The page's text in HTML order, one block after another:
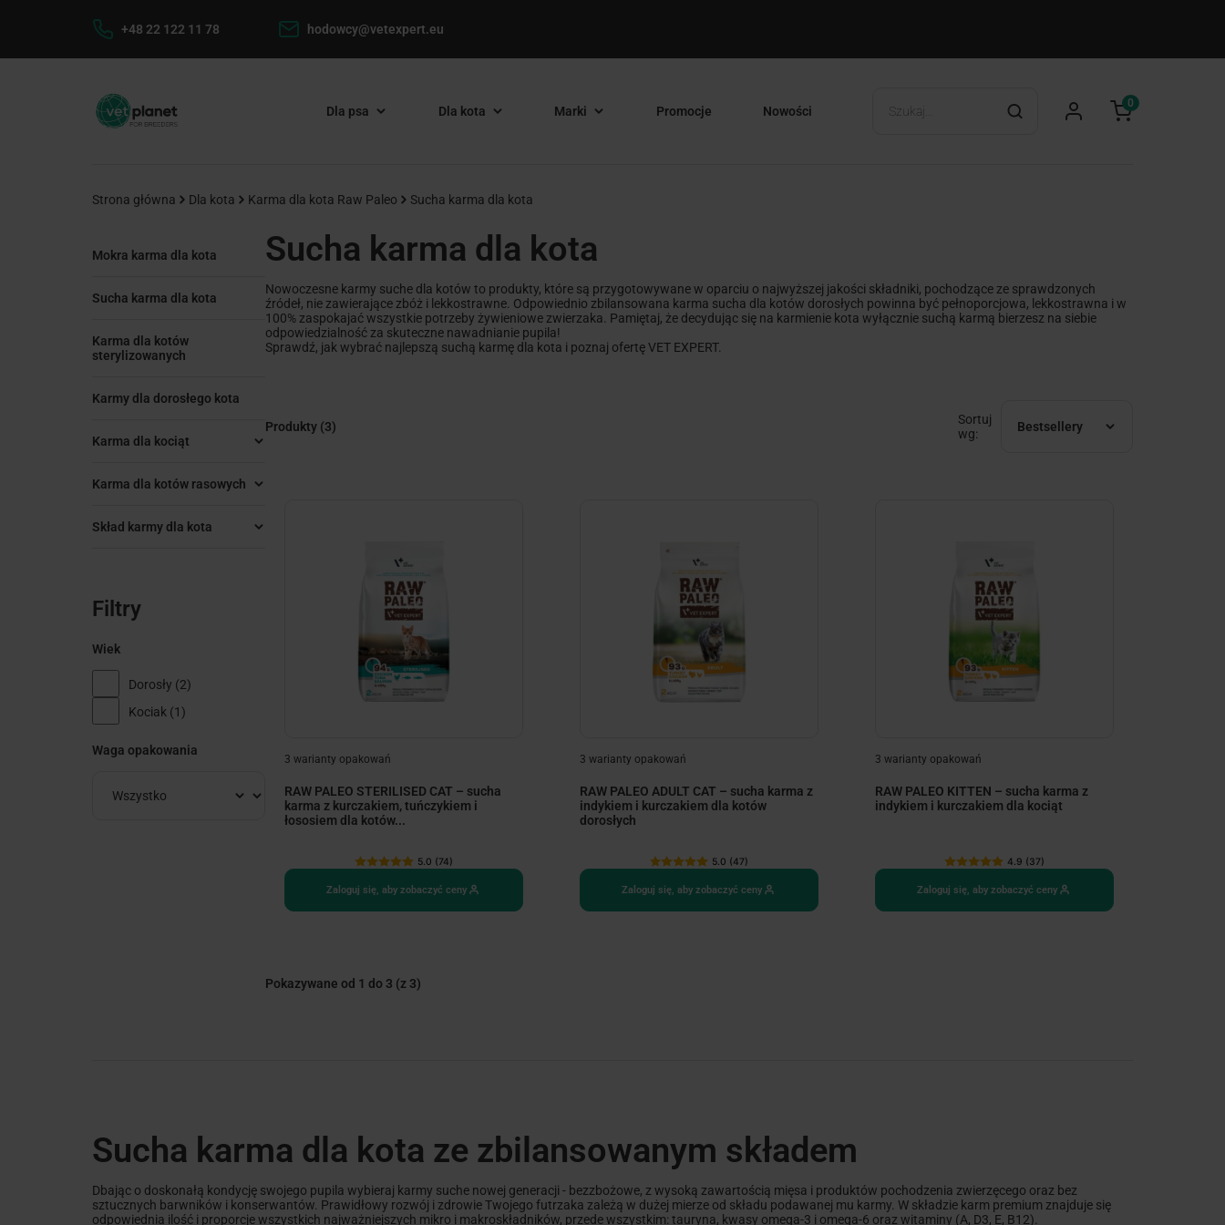
+48 22 122 11 78 hodowcy@vetexpert.eu
Dla psa Dla kota Marki Promocje Nowości
0
Strona główna Dla kota Karma dla kota Raw Paleo Sucha karma dla kota
Mokra karma dla kota
Sucha karma dla kota
Karma dla kotów
sterylizowanych
Karmy dla dorosłego kota
Karma dla kociąt
Karma dla kotów rasowych
Skład karmy dla kota
Filtry
Wiek
Dorosły (2)
Kociak (1)
Waga opakowania
Sucha karma dla kota
Nowoczesne karmy suche dla kotów to produkty, które są przygotowywane w oparciu o najwyższej jakości składniki, pochodzące ze sprawdzonych
źródeł, nie zawierające zbóż i lekkostrawne. Odpowiednio zbilansowana karma sucha dla kotów dorosłych powinna być pełnoporcjowa, lekkostrawna i w
100% zaspokajać wszystkie potrzeby żywieniowe zwierzaka. Pamiętaj, że decydując się na karmienie kota wyłącznie suchą karmą bierzesz na siebie
odpowiedzialność za skuteczne nawadnianie pupila!
Sprawdź, jak wybrać najlepszą suchą karmę dla kota i poznaj ofertę VET EXPERT.
Produkty(3)
Sortuj
wg:
Bestsellery
3 warianty opakowań
RAW PALEO STERILISED CAT – sucha
karma z kurczakiem, tuńczykiem i
łososiem dla kotów...
5.0 (74)
Zaloguj się, aby zobaczyć ceny
3 warianty opakowań
RAW PALEO ADULT CAT – sucha karma z
indykiem i kurczakiem dla kotów
dorosłych
5.0 (47)
Zaloguj się, aby zobaczyć ceny
3 warianty opakowań
RAW PALEO KITTEN – sucha karma z
indykiem i kurczakiem dla kociąt
4.9 (37)
Zaloguj się, aby zobaczyć ceny
Pokazywane od 1 do 3 (z 3)
Sucha karma dla kota ze zbilansowanym składem
Dbając o doskonałą kondycję swojego pupila wybieraj karmy suche nowej generacji - bezzbożowe, z wysoką zawartością mięsa i produktów pochodzenia zwierzęcego oraz bez
sztucznych barwników i konserwantów. Prawidłowy rozwój i zdrowie Twojego futrzaka zależą w dużej mierze od składu podawanej mu karmy. W składzie karm premium znajduje się
odpowiednia ilość i proporcje wszystkich najważniejszych mikro i makroskładników, przede wszystkim: tauryna, kwasy omega-3 i omega-6 oraz witaminy (A, D3, E, B12).